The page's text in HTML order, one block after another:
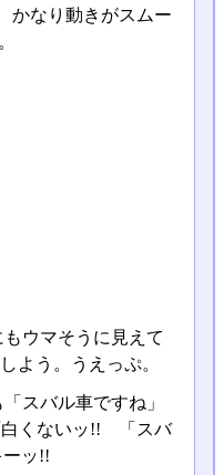
かなり動きがスムー
ウマそうに見えて
よう。うえっぷ。
スバル車ですね」
白くないッ!! 「スバ
ッ!!